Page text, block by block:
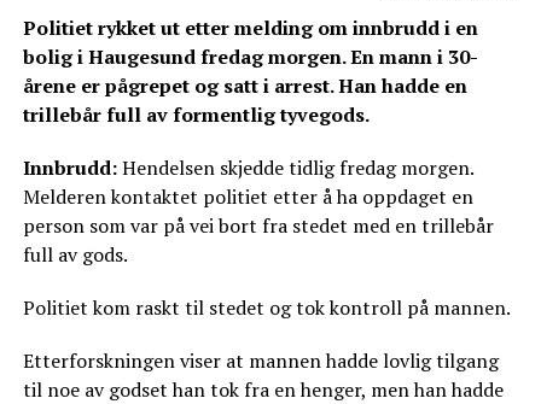
Politiet rykket ut etter melding om innbrudd i en
bolig i Haugesund fredag morgen. En mann i 30-
årene er pågrepet og satt i arrest. Han hadde en
trillebår full av formentlig tyvegods.
Innbrudd:Hendelsen skjedde tidlig fredag morgen.
Melderen kontaktet politiet etter å ha oppdaget en
person som var på vei bort fra stedet med en trillebår
full av gods.
Politiet kom raskt til stedet og tok kontroll på mannen.
Etterforskningen viser at mannen hadde lovlig tilgang
til noe av godset han tok fra en henger, men han hadde